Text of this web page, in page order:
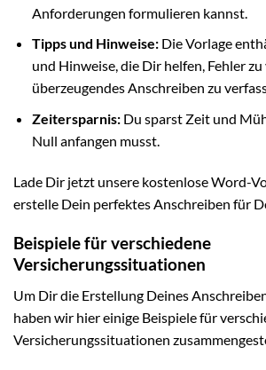
Anforderungen formulieren kannst.
Tipps und Hinweise:Die Vorlage
und Hinweise, die Dir helfen, Fehler
überzeugendes Anschreiben zu
Zeitersparnis:Du sparst Zeit und
Null anfangen musst.
Lade Dir jetzt unsere kostenlose Word-
erstelle Dein perfektes Anschreiben für
Beispiele für verschiedene
Versicherungssituationen
Um Dir die Erstellung Deines
haben wir hier einige Beispiele für
Versicherungssituationen